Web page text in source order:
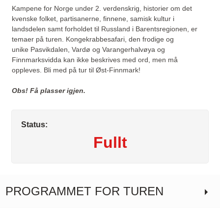
Kampene for Norge under 2. verdenskrig, historier om det
kvenske folket, partisanerne, finnene, samisk kultur i
landsdelen samt forholdet til Russland i Barentsregionen, er
temaer på turen. Kongekrabbesafari, den frodige og
unike Pasvikdalen, Vardø og Varangerhalvøya og
Finnmarksvidda kan ikke beskrives med ord, men må
oppleves. Bli med på tur til Øst-Finnmark!
Obs! Få plasser igjen.
Status:
Fullt
Kontakt oss
PROGRAMMET FOR TUREN